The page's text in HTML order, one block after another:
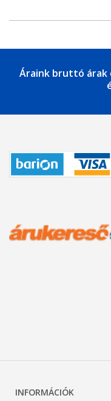
Áraink bruttó árak
INFORMÁCIÓK